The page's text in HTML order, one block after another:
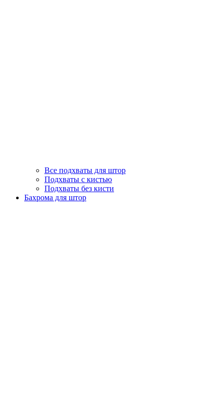
Все подхваты для штор
Подхваты с кистью
Подхваты без кисти
Бахрома для штор